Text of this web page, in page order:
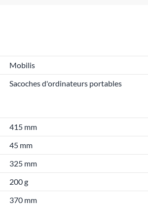
Mobilis
Sacoches d'ordinateurs portables
415 mm
45 mm
325 mm
200 g
370 mm